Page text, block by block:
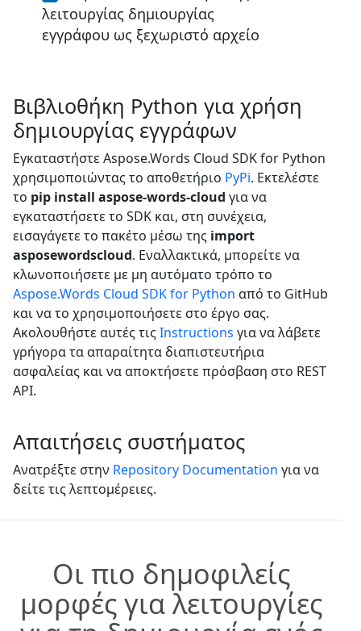
λειτουργίας δημιουργίας
εγγράφου ως ξεχωριστό αρχείο
Βιβλιοθήκη Python για χρήση
δημιουργίας εγγράφων
Εγκαταστήστε Aspose.Words Cloud SDK for Python
χρησιμοποιώντας το αποθετήριο PyPi. Εκτελέστε
το pip install aspose-words-cloud για να
εγκαταστήσετε το SDK και, στη συνέχεια,
εισαγάγετε το πακέτο μέσω της import
asposewordscloud. Εναλλακτικά, μπορείτε να
κλωνοποιήσετε με μη αυτόματο τρόπο το
Aspose.Words Cloud SDK for Python από το GitHub
και να το χρησιμοποιήσετε στο έργο σας.
Ακολουθήστε αυτές τιςInstructions για να λάβετε
γρήγορα τα απαραίτητα διαπιστευτήρια
ασφαλείας και να αποκτήσετε πρόσβαση στο REST
API.
Απαιτήσεις συστήματος
Ανατρέξτε στην Repository Documentation για να
δείτε τις λεπτομέρειες.
Οι πιο δημοφιλείς
μορφές για λειτουργίες